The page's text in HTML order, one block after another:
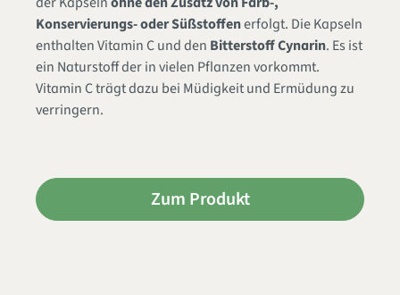
Konservierungs- oder Süßstoffenerfolgt. Die Kapseln
enthalten Vitamin C und den Bitterstoff Cynarin. Es ist
ein Naturstoff der in vielen Pflanzen vorkommt.
Vitamin C trägt dazu bei Müdigkeit und Ermüdung zu
verringern.
Zum Produkt